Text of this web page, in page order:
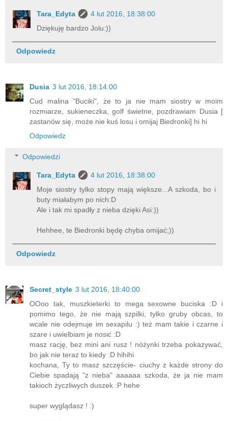
Tara_Edyta
4 lut 2016, 18:38:00
Dziękuję bardzo Jolu:))
Odpowiedz
Dusia 3 lut 2016, 18:14:00
Cud malina "Buciki", że to ja nie mam siostry w moim
rozmiarze, sukieneczka, golf świetne, pozdrawiam Dusia [
zastanów się, może nie kuś losu i omijaj Biedronki] hi hi
Odpowiedz
Odpowiedzi
Tara_Edyta
4 lut 2016, 18:38:00
Moje siostry tylko stopy mają większe...A szkoda, bo i
buty miałabym po nich:D
Ale i tak mi spadły z nieba dzięki Asi:))
Hehhee, te Biedronki będę chyba omijać;))
Odpowiedz
Secret_style 3 lut 2016, 18:40:00
OOoo tak, muszkieterki to mega sexowne buciska :D i
pomimo tego, że nie mają szpilki, tylko gruby obcas, to
wcale nie odejmuje im sexapilu :) też mam takie i czarne i
szare i uwielbiam je nosić :D
masz rację, bez mini ani rusz ! nóżynki trzeba pokazywać,
bo jak nie teraz to kiedy :D hihihi
kochana, Ty to masz szczęście- ciuchy z każde strony do
Ciebie spadają "z nieba" aaaaaa szkoda, że ja nie mam
takioch życzliwych duszek :P hehe
super wyglądasz ! :)